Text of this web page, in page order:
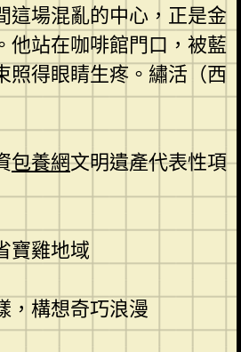
這場混亂的中心，正是金
他站在咖啡館門口，被藍
照得眼睛生疼。繡活（西
包養網文明遺產代表性項
寶雞地域
，構想奇巧浪漫